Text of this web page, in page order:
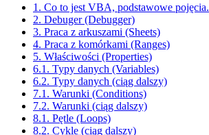
1. Co to jest VBA, podstawowe pojęcia.
2. Debuger (Debugger)
3. Praca z arkuszami (Sheets)
4. Praca z komórkami (Ranges)
5. Właściwości (Properties)
6.1. Typy danych (Variables)
6.2. Typy danych (ciąg dalszy)
7.1. Warunki (Conditions)
7.2. Warunki (ciąg dalszy)
8.1. Pętle (Loops)
8.2. Cykle (ciąg dalszy)